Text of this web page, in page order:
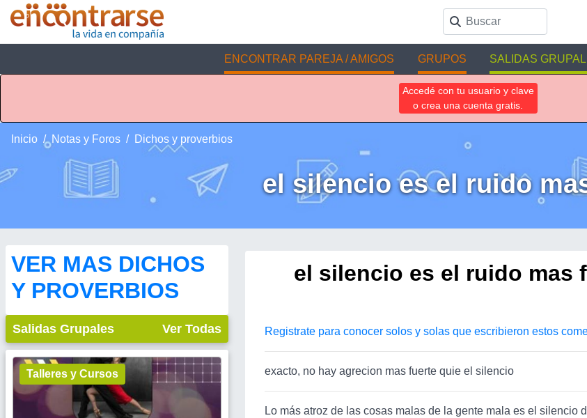
ENCONTRAR PAREJA / AMIGOS GRUPOS SALIDAS
Accedé con tu usuario y clave
o crea una cuenta gratis.
Inicio Notas y Foros Dichos y proverbios
el silencio es el ruido
VER MAS DICHOS
Y PROVERBIOS
Salidas Grupales Ver Todas
Talleres y Cursos
el silencio es el ruido mas
Registrate para conocer solos y solas que escribieron estos
exacto, no hay agrecion mas fuerte quie el silencio
Lo más atroz de las cosas malas de la gente mala es el silencio